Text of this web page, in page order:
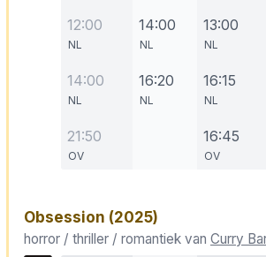
12:00
NL
14:00
NL
21:50
OV
14:00
NL
16:20
NL
13:00
NL
16:15
NL
16:45
OV
Obsession (2025)
horror / thriller / romantiek van Curry